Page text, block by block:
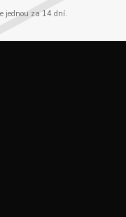
jednou za 14 dní.